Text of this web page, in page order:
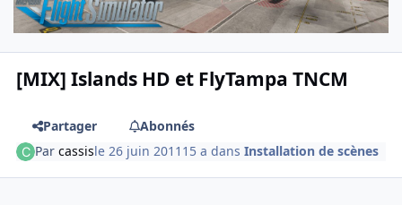
[MIX] Islands HD et FlyTampa TNCM
Partager
Abonnés
Parcassisle 26 juin 2011 15 a dansInstallation de scènes